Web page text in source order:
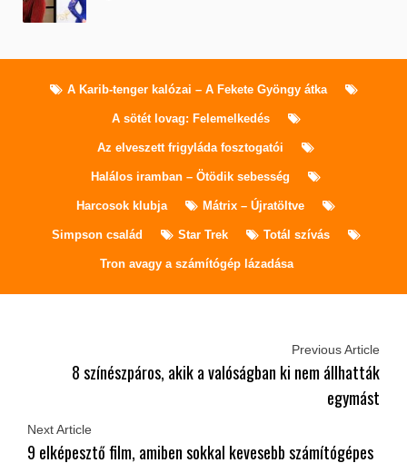
A Karib-tenger kalózai – A Fekete Gyöngy átka
A sötét lovag: Felemelkedés
Az elveszett frigyláda fosztogatói
Halálos iramban – Ötödik sebesség
Harcosok klubja Mátrix – Újratöltve
Simpson család Star Trek Totál szívás
Tron avagy a számítógép lázadása
Previous Article
8 színészpáros, akik a valóságban ki nem állhatták
egymást
Next Article
9 elképesztő film, amiben sokkal kevesebb számítógépes